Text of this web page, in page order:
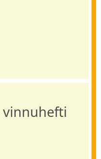
vinnuhefti